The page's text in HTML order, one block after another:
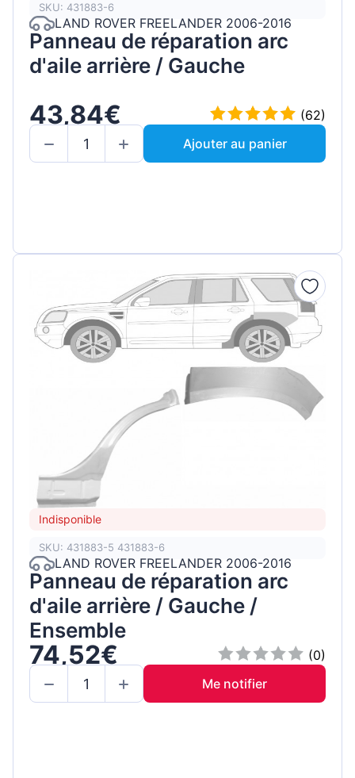
SKU: 431883-6
LAND ROVER FREELANDER 2006-2016
Panneau de réparation arc
d'aile arrière / Gauche
43,84€
(62)
Ajouter au panier
Indisponible
SKU: 431883-5 431883-6
LAND ROVER FREELANDER 2006-2016
Panneau de réparation arc
d'aile arrière / Gauche /
Ensemble
74,52€
(0)
Me notifier